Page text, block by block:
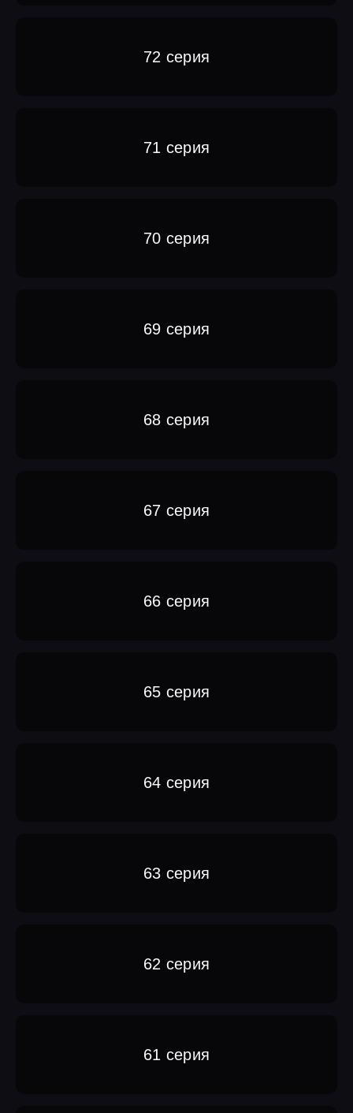
72 серия
71 серия
70 серия
69 серия
68 серия
67 серия
66 серия
65 серия
64 серия
63 серия
62 серия
61 серия